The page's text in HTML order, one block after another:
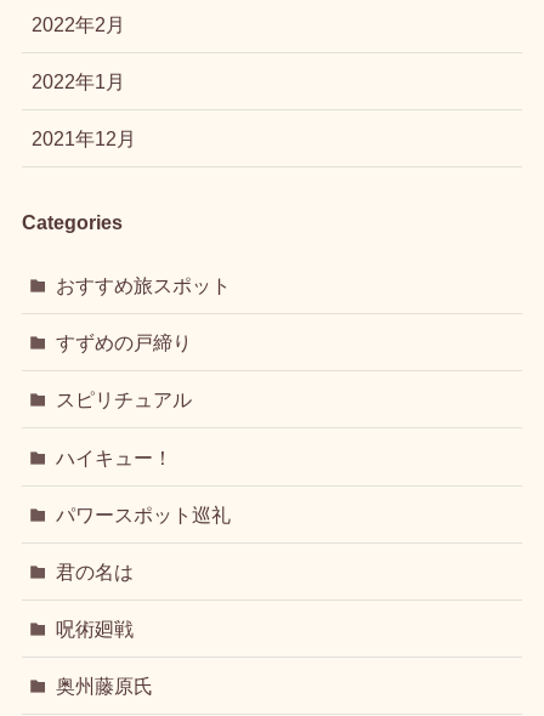
2022年2月
2022年1月
2021年12月
Categories
おすすめ旅スポット
すずめの戸締り
スピリチュアル
ハイキュー！
パワースポット巡礼
君の名は
呪術廻戦
奥州藤原氏